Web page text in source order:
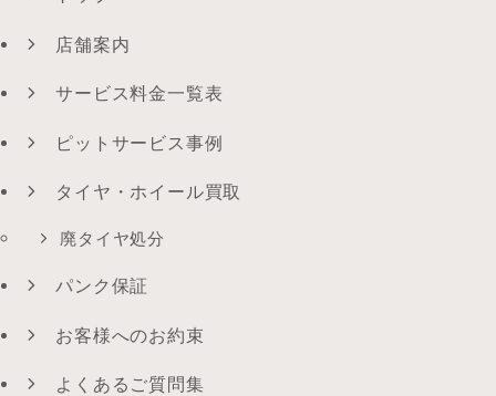
店舗案内
サービス料金一覧表
ピットサービス事例
タイヤ・ホイール買取
廃タイヤ処分
パンク保証
お客様へのお約束
よくあるご質問集